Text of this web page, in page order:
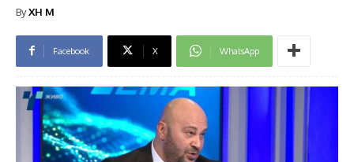
ByXH M
Facebook X WhatsApp